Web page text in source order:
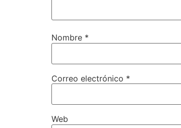
Nombre *
Correo electrónico *
Web